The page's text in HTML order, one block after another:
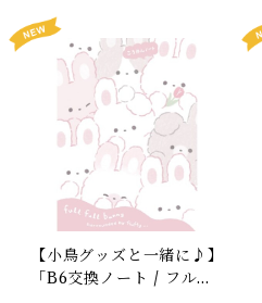
【小鳥グッズと一緒に♪】
「B6交換ノート / フルフ